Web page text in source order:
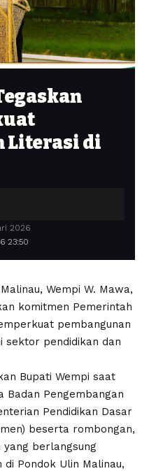
Literasi di
23:50
2026
Wempi W. Mawa,
komitmen Pemerintah
pembangunan
sektor pendidikan dan
Bupati Wempi saat
Badan Pengembangan
Pendidikan Dasar
beserta rombongan,
berlangsung
Pondok Ulin Malinau,